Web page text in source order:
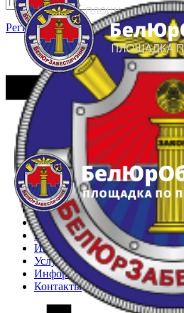
Регистрация Вход
Главная
Арестованное имущество
Реестр несостоявшихся торгов
Реестр переоценок
Частное имущество
Государственное имущество
Интернет-магазин
Интернет-витрина
Услуги
Информация
Контакты